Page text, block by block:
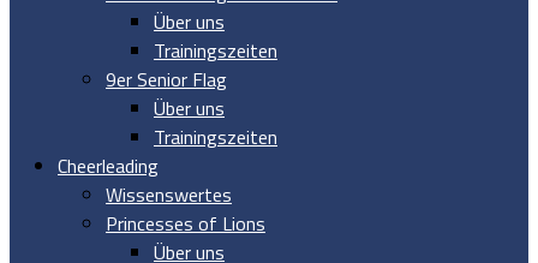
Über uns
Trainingszeiten
9er Senior Flag
Über uns
Trainingszeiten
Cheerleading
Wissenswertes
Princesses of Lions
Über uns